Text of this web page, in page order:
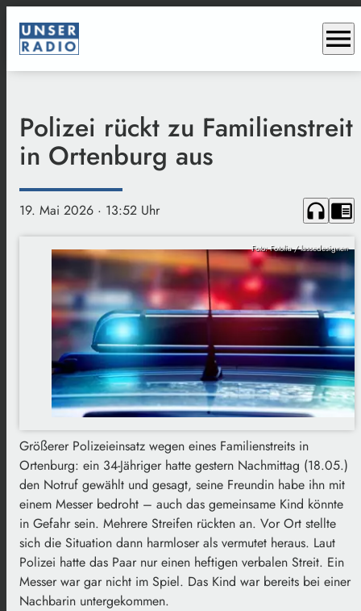
menu
Polizei rückt zu Familienstreit
in Ortenburg aus
19. Mai 2026 · 13:52 Uhr headphones chrome_reader_mode
Foto: Fotolia / lassedesignen
Größerer Polizeieinsatz wegen eines Familienstreits in
Ortenburg: ein 34-Jähriger hatte gestern Nachmittag (18.05.)
den Notruf gewählt und gesagt, seine Freundin habe ihn mit
einem Messer bedroht – auch das gemeinsame Kind könnte
in Gefahr sein. Mehrere Streifen rückten an. Vor Ort stellte
sich die Situation dann harmloser als vermutet heraus. Laut
Polizei hatte das Paar nur einen heftigen verbalen Streit. Ein
Messer war gar nicht im Spiel. Das Kind war bereits bei einer
Nachbarin untergekommen.